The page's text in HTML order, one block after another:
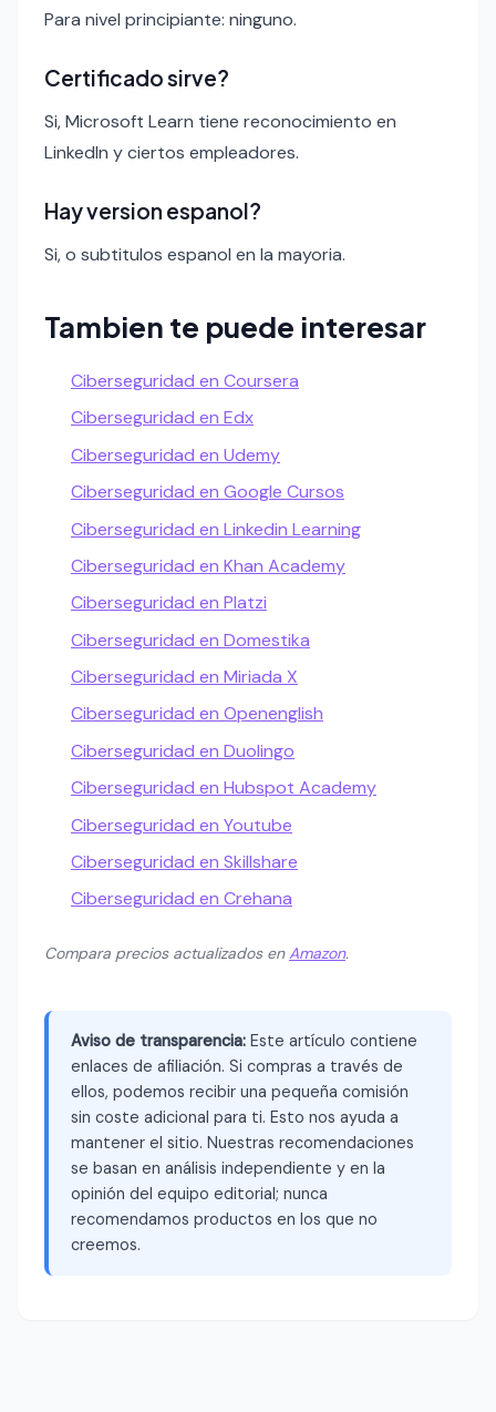
Para nivel principiante: ninguno.
Certificado sirve?
Si, Microsoft Learn tiene reconocimiento en
LinkedIn y ciertos empleadores.
Hay version espanol?
Si, o subtitulos espanol en la mayoria.
Tambien te puede interesar
Ciberseguridad en Coursera
Ciberseguridad en Edx
Ciberseguridad en Udemy
Ciberseguridad en Google Cursos
Ciberseguridad en Linkedin Learning
Ciberseguridad en Khan Academy
Ciberseguridad en Platzi
Ciberseguridad en Domestika
Ciberseguridad en Miriada X
Ciberseguridad en Openenglish
Ciberseguridad en Duolingo
Ciberseguridad en Hubspot Academy
Ciberseguridad en Youtube
Ciberseguridad en Skillshare
Ciberseguridad en Crehana
Compara precios actualizados enAmazon.
Aviso de transparencia: Este artículo contiene
enlaces de afiliación. Si compras a través de
ellos, podemos recibir una pequeña comisión
sin coste adicional para ti. Esto nos ayuda a
mantener el sitio. Nuestras recomendaciones
se basan en análisis independiente y en la
opinión del equipo editorial; nunca
recomendamos productos en los que no
creemos.